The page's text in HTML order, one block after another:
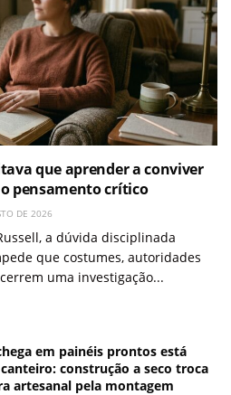
que aprender a conviver
pensamento crítico
DE 2026
a dúvida disciplinada
que costumes, autoridades
uma investigação...
em painéis prontos está
construção a seco troca
artesanal pela montagem